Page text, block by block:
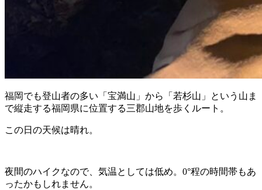
福岡でも登山者の多い「宝満山」から「若杉山」という山ま
で縦走する福岡県に位置する三郡山地を歩くルート。
この日の天候は晴れ。
夜間のハイクなので、気温としては低め。0°程の時間帯もあ
ったかもしれません。